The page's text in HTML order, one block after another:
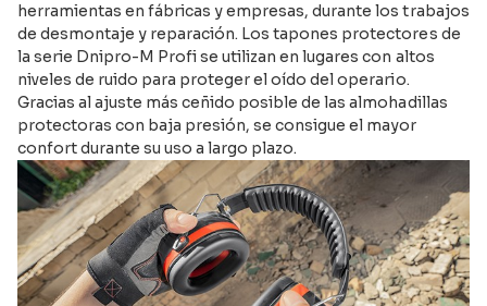
herramientas en fábricas y empresas, durante los trabajos
de desmontaje y reparación. Los tapones protectores de
la serie Dnipro-M Profi se utilizan en lugares con altos
niveles de ruido para proteger el oído del operario.
Gracias al ajuste más ceñido posible de las almohadillas
protectoras con baja presión, se consigue el mayor
confort durante su uso a largo plazo.